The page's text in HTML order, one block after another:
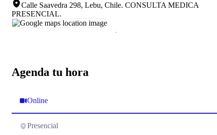
Agenda tu hora
Online
Presencial
Calle Saavedra 298, Lebu, Chile. CONSULTA MEDICA
PRESENCIAL.